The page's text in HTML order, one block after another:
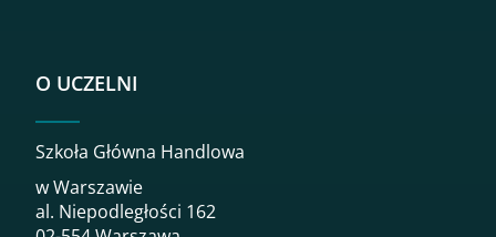
O UCZELNI
Szkoła Główna Handlowa
w Warszawie
al. Niepodległości 162